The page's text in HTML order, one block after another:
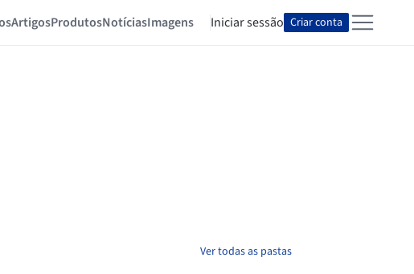
ArtigosProdutosNotíciasImagens Iniciar sessão Criar conta
Ver todas as pastas